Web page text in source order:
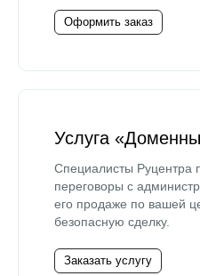
Оформить заказ
Услуга
Специалисты Руцентра
переговоры с
его продаже по вашей
безопасную сделку.
Заказать услугу